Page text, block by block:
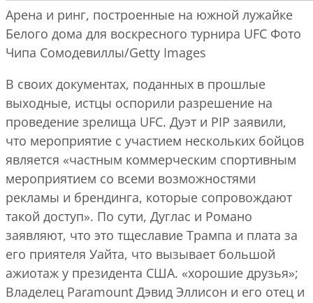
Арена и ринг, построенные на южной лужайке
Белого дома для воскресного турнира UFC Фото
Чипа Сомодевиллы/Getty Images
В своих документах, поданных в прошлые
выходные, истцы оспорили разрешение на
проведение зрелища UFC. Дуэт и PIP заявили,
что мероприятие с участием нескольких бойцов
является «частным коммерческим спортивным
мероприятием со всеми возможностями
рекламы и брендинга, которые сопровождают
такой доступ». По сути, Дуглас и Романо
заявляют, что это тщеславие Трампа и плата за
его приятеля Уайта, что вызывает большой
ажиотаж у президента США. «хорошие друзья»;
Владелец Paramount Дэвид Эллисон и его отец и